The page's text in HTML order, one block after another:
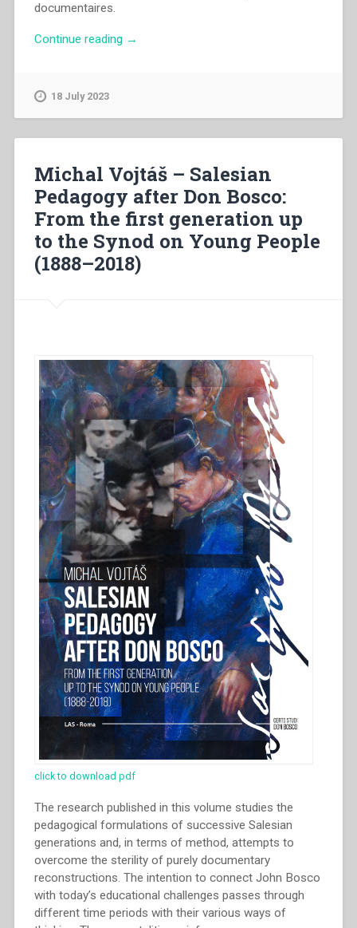
documentaires.
Continue reading “Michal
De
la
première
génération
au
synode
→
18 July 2023
Michal Vojtáš – Salesian
Pedagogy after Don Bosco:
From the first generation up
to the Synod on Young People
(1888–2018)
click to download pdf
The research published in this volume studies the
pedagogical formulations of successive Salesian
generations and, in terms of method, attempts to
overcome the sterility of purely documentary
reconstructions. The intention to connect John Bosco
with today’s educational challenges passes through
different time periods with their various ways of